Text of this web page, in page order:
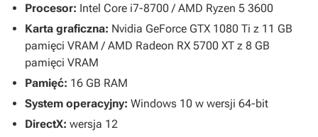
Procesor: Intel Core i7-8700 / AMD Ryzen 5 3600
Karta graficzna: Nvidia GeForce GTX 1080 Ti z 11 GB
pamięci VRAM / AMD Radeon RX 5700 XT z 8 GB
pamięci VRAM
Pamięć: 16 GB RAM
System operacyjny: Windows 10 w wersji 64-bit
DirectX: wersja 12